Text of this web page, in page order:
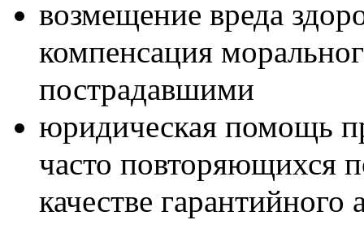
возмещение вреда
компенсация
пострадавшими
юридическая помощь
часто повторяющихся
качестве гарантийного